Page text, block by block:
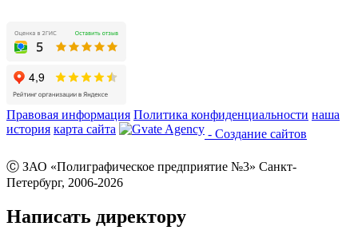
Правовая информация Политика конфиденциальности наша
история карта сайта - Создание сайтов
Ⓒ ЗАО «Полиграфическое предприятие №3» Санкт-
Петербург, 2006-2026
Написать директору